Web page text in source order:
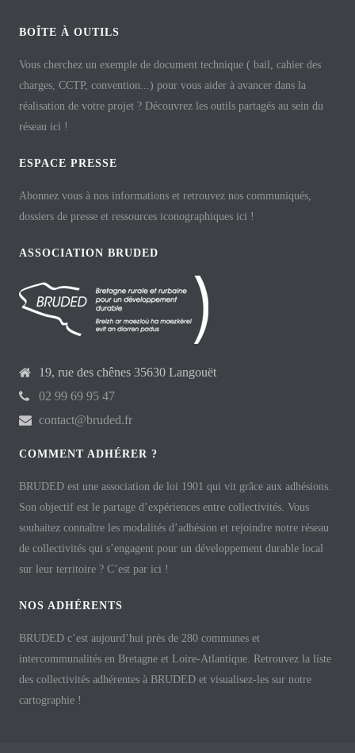
BOÎTE À OUTILS
Vous cherchez un exemple de document technique ( bail, cahier des
charges, CCTP, convention...) pour vous aider à avancer dans la
réalisation de votre projet ? Découvrez les outils partagés au sein du
réseau ici !
ESPACE PRESSE
Abonnez vous à nos informations et retrouvez nos communiqués,
dossiers de presse et ressources iconographiques ici !
ASSOCIATION BRUDED
19, rue des chênes 35630 Langouët
02 99 69 95 47
contact@bruded.fr
COMMENT ADHÉRER ?
BRUDED est une association de loi 1901 qui vit grâce aux adhésions.
Son objectif est le partage d’expériences entre collectivités. Vous
souhaitez connaître les modalités d’adhésion et rejoindre notre réseau
de collectivités qui s’engagent pour un développement durable local
sur leur territoire ? C’est par ici !
NOS ADHÉRENTS
BRUDED c’est aujourd’hui près de 280 communes et
intercommunalités en Bretagne et Loire-Atlantique. Retrouvez la liste
des collectivités adhérentes à BRUDED et visualisez-les sur notre
cartographie !